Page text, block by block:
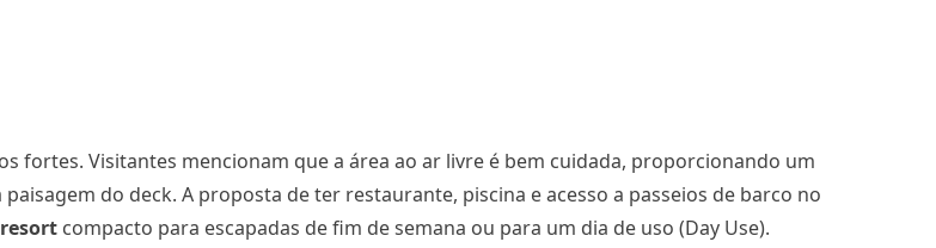
fortes. Visitantes mencionam que a área ao ar livre é bem cuidada, proporcionando um
do deck. A proposta de ter restaurante, piscina e acesso a passeios de barco no
resort compacto para escapadas de fim de semana ou para um dia de uso (Day Use).